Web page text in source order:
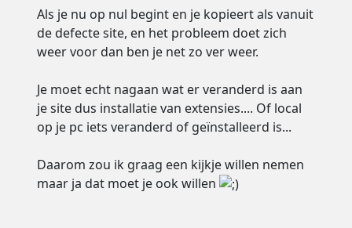
Als je nu op nul begint en je kopieert als vanuit
de defecte site, en het probleem doet zich
weer voor dan ben je net zo ver weer.
Je moet echt nagaan wat er veranderd is aan
je site dus installatie van extensies.... Of local
op je pc iets veranderd of geïnstalleerd is...
Daarom zou ik graag een kijkje willen nemen
maar ja dat moet je ook willen